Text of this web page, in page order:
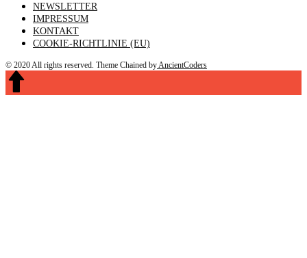
NEWSLETTER
IMPRESSUM
KONTAKT
COOKIE-RICHTLINIE (EU)
© 2020 All rights reserved. Theme Chained by AncientCoders